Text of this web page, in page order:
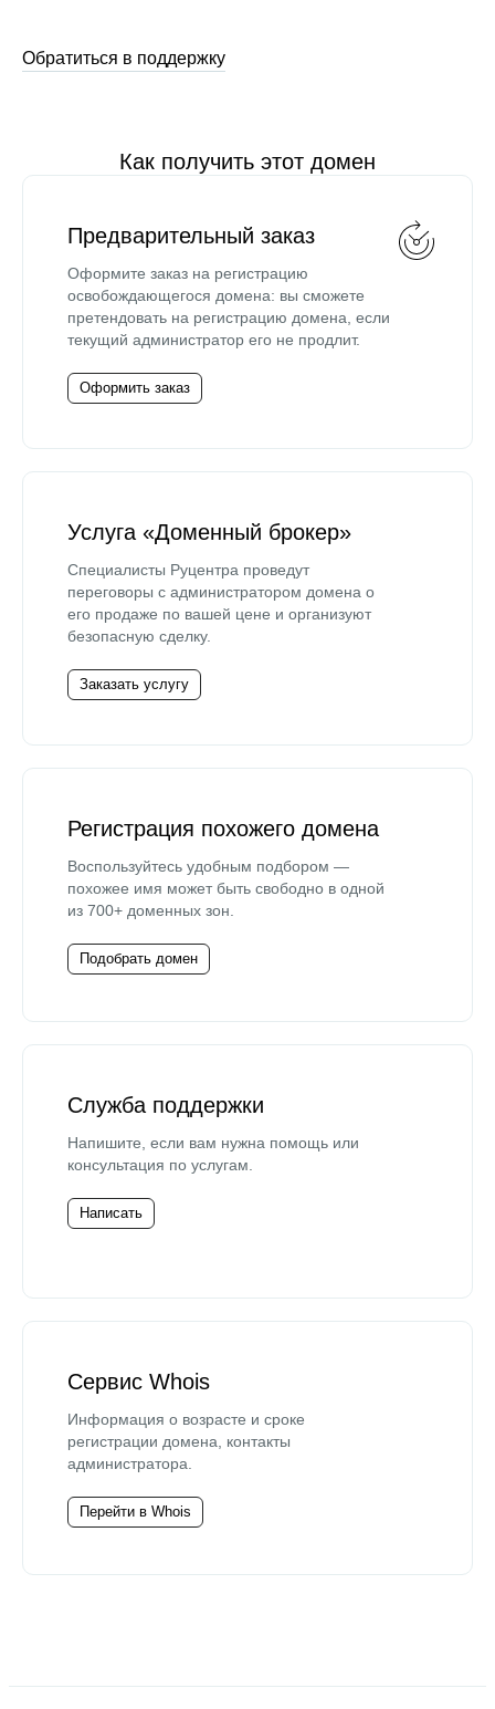
Обратиться в поддержку
Как получить этот домен
Предварительный заказ
Оформите заказ на регистрацию
освобождающегося домена: вы сможете
претендовать на регистрацию домена, если
текущий администратор его не продлит.
Оформить заказ
Услуга «Доменный брокер»
Специалисты Руцентра проведут
переговоры с администратором домена о
его продаже по вашей цене и организуют
безопасную сделку.
Заказать услугу
Регистрация похожего домена
Воспользуйтесь удобным подбором —
похожее имя может быть свободно в одной
из 700+ доменных зон.
Подобрать домен
Служба поддержки
Напишите, если вам нужна помощь или
консультация по услугам.
Написать
Сервис Whois
Информация о возрасте и сроке
регистрации домена, контакты
администратора.
Перейти в Whois